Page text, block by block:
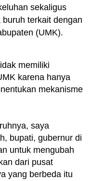
sekaligus
terkait dengan
(UMK).
memiliki
karena hanya
mekanisme
saya
bupati, gubernur di
untuk mengubah
dari pusat
yang berbeda itu